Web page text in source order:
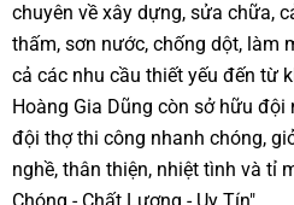
chuyên về xây dựng, sửa chữa,
thấm, sơn nước, chống dột,
cả các nhu cầu thiết yếu đến từ
Hoàng Gia Dũng còn sở hữu
đội thợ thi công nhanh chóng,
nghề, thân thiện, nhiệt tình và tỉ